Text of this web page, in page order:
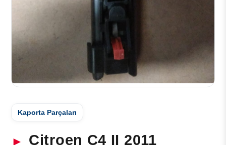
Kaporta Parçaları
Citroen C4 II 2011